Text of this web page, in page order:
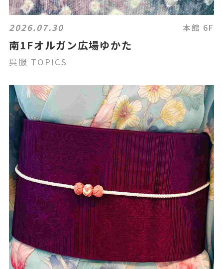
2026.07.30 本館 6F
南1Fオルガン広場ゆかた
呉服 TOPICS